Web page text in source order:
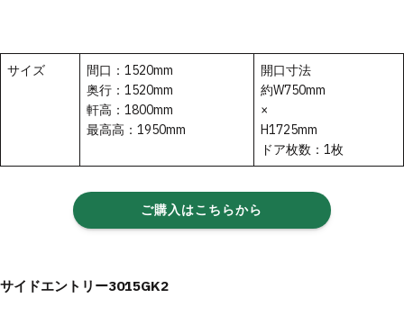
サイズ
間口：1520mm
奥行：1520mm
軒高：1800mm
最高高：1950mm
開口寸法
約W750mm
×
H1725mm
ドア枚数：1枚
ご購入はこちらから
サイドエントリー3015GK2